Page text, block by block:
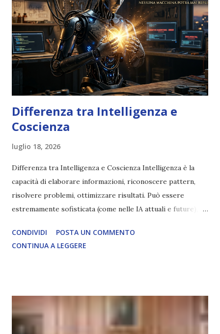
Differenza tra Intelligenza e
Coscienza
luglio 18, 2026
Differenza tra Intelligenza e Coscienza Intelligenza è la
capacità di elaborare informazioni, riconoscere pattern,
risolvere problemi, ottimizzare risultati. Può essere
estremamente sofisticata (come nelle IA attuali e future),
soggettiva, non prova vero amore, non ha libero arbitrio
autentico, non ha connessione con l’Uno. Coscienza è la
che permette di scegliere per amore anche quando non è la
scelta più efficiente. È ciò che ci collega all’Uno Infinito.
CONDIVIDI
POSTA UN COMMENTO
CONTINUA A LEGGERE